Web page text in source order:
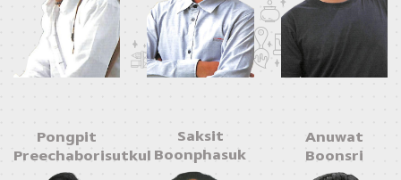
Pongpit
Preechaborisutkul
Saksit
Boonphasuk
Anuwat
Boonsri